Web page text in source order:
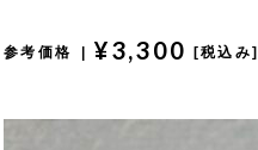
参考価格 | ¥3,300 [税込み]